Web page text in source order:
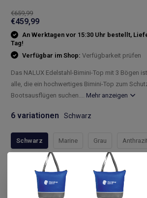
€659,99
€459,99
An Werktagen vor 15:30 Uhr bestellt,
Tag!
Verfügbar im Shop:Verfügbarkeit prüfen
Das NALUX Edelstahl-Bimini-Top mit 3 Bögen
alle, die ein hochwertiges Bimini-Top zum
Bootsausflügen suchen.... Mehr anzeigen
6 variationen Schwarz
Schwarz Marine Grau Anthrazit
Compleet assortiment
Snelle levering